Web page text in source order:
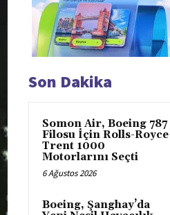
Son Dakika
Somon Air, Boeing 787
Filosu İçin Rolls-Royce
Trent 1000
Motorlarını Seçti
6 Ağustos 2026
Boeing, Şanghay’da